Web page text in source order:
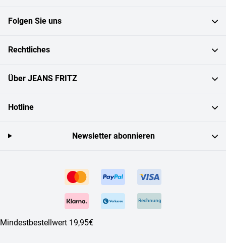
Folgen Sie uns
Rechtliches
Über JEANS FRITZ
Hotline
Rechnung
Mindestbestellwert 19,95€
Newsletter abonnieren